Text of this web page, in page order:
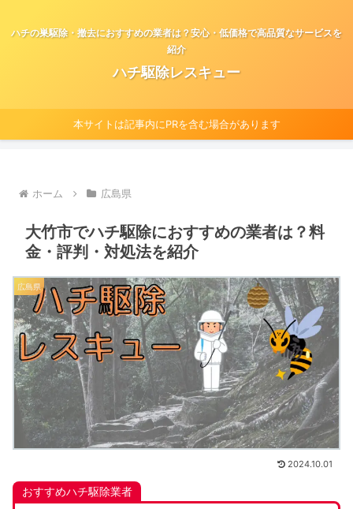
ハチの巣駆除・撤去におすすめの業者は？安心・低価格で高品質なサービスを
紹介
ハチ駆除レスキュー
本サイトは記事内にPRを含む場合があります
ホーム 広島県
大竹市でハチ駆除におすすめの業者は？料
金・評判・対処法を紹介
広島県
2024.10.01
おすすめハチ駆除業者